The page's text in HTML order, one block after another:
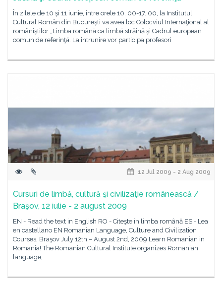
În zilele de 10 şi 11 iunie, între orele 10. 00-17. 00, la Institutul
Cultural Român din Bucureşti va avea loc Colocviul Internaţional al
româniştilor „Limba română ca limbă străină şi Cadrul european
comun de referinţă. La întrunire vor participa profesori
12 Jul 2009 - 2 Aug 2009
Cursuri de limbă, cultură şi civilizaţie românească /
Braşov, 12 iulie - 2 august 2009
EN - Read the text in English RO - Citeşte în limba română ES - Lea
en castellano EN Romanian Language, Culture and Civilization
Courses, Braşov July 12th – August 2nd, 2009 Learn Romanian in
Romania! The Romanian Cultural Institute organizes Romanian
language,